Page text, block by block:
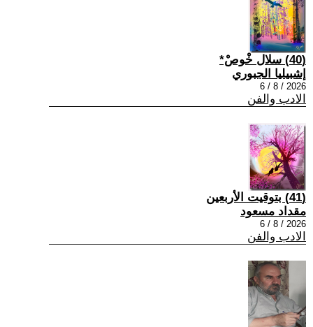
(40) سلال خْوصْ*
إشبيليا الجبوري
2026 / 8 / 6
الادب والفن
(41) بتوقيت الأربعين
مقداد مسعود
2026 / 8 / 6
الادب والفن